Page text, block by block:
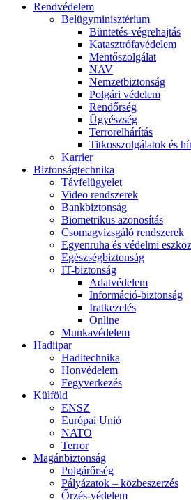
Rendvédelem
Belügyminisztérium
Büntetés-végrehajtás
Katasztrófavédelem
Mentőszolgálat
NAV
Nemzetbiztonság
Polgári védelem
Rendőrség
Ügyészség
Terrorelhárítás
Titkosszolgálatok és
Karrier
Biztonságtechnika
Távfelügyelet
Video rendszerek
Bankbiztonság
Biometrikus azonosítás
Csomagvizsgáló rendszerek
Egyenruha és védelmi
Egészségbiztonság
IT-biztonság
Adatvédelem
Információ-biztonság
Iratkezelés
Online
Munkavédelem
Hadiipar
Haditechnika
Honvédelem
Fegyverkezés
Külföld
ENSZ
Európai Unió
NATO
Terror
Magánbiztonság
Polgárőrség
Pályázatok – közbeszerzés
Őrzés-védelem